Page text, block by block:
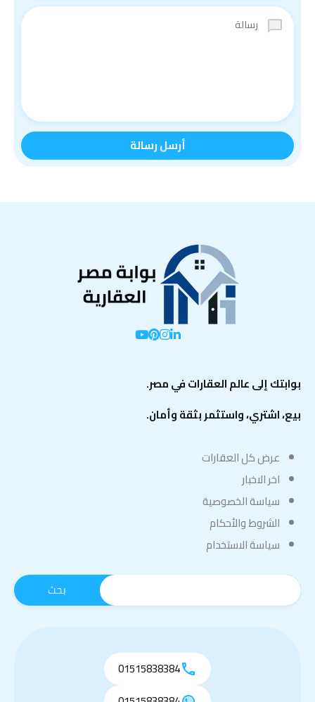
بوابتك إلى عالم العقارات في مصر.
بيع، اشتري، واستثمر بثقة وأمان.
عرض كل العقارات
اخر الاخبار
سياسة الخصوصية
الشروط والأحكام
سياسة الاستخدام
01515838384